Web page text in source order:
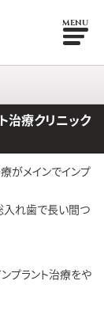
MENU
治療クリニック
がメインでインプ
入れ歯で長い間つ
プラント治療をや